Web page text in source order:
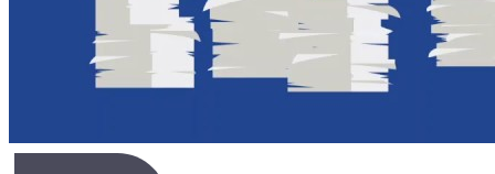
Systemer
Tilskud
Paperflow AI bilagscan